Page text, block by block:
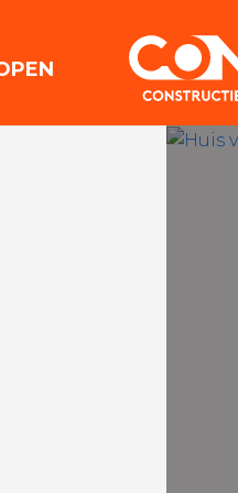
(VERKOPEN)